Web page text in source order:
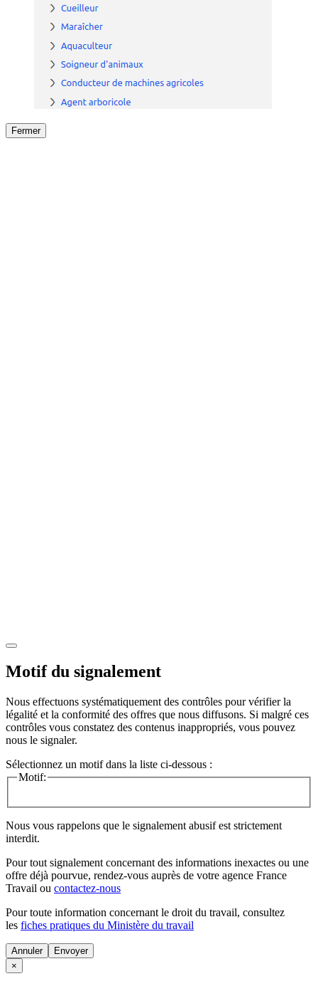
Fermer
Motif du signalement
Nous effectuons systématiquement des contrôles pour vérifier la
légalité et la conformité des offres que nous diffusons. Si malgré ces
contrôles vous constatez des contenus inappropriés, vous pouvez
nous le signaler.
Sélectionnez un motif dans la liste ci-dessous :
Motif:
Nous vous rappelons que le signalement abusif est strictement
interdit.
Pour tout signalement concernant des informations inexactes ou une
offre déjà pourvue, rendez-vous auprès de votre agence France
Travail ou contactez-nous
Pour toute information concernant le droit du travail, consultez
les fiches pratiques du Ministère du travail
Annuler
×